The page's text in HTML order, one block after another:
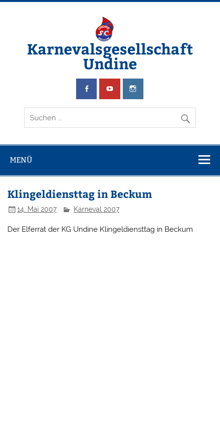
Zum
Karnevalsgesellschaft
Undine
Wir schwimmen & feiern Karneval
MENÜ
Klingeldiensttag in Beckum
14. Mai 2007 Karneval 2007
Der Elferrat der KG Undine Klingeldiensttag in Beckum